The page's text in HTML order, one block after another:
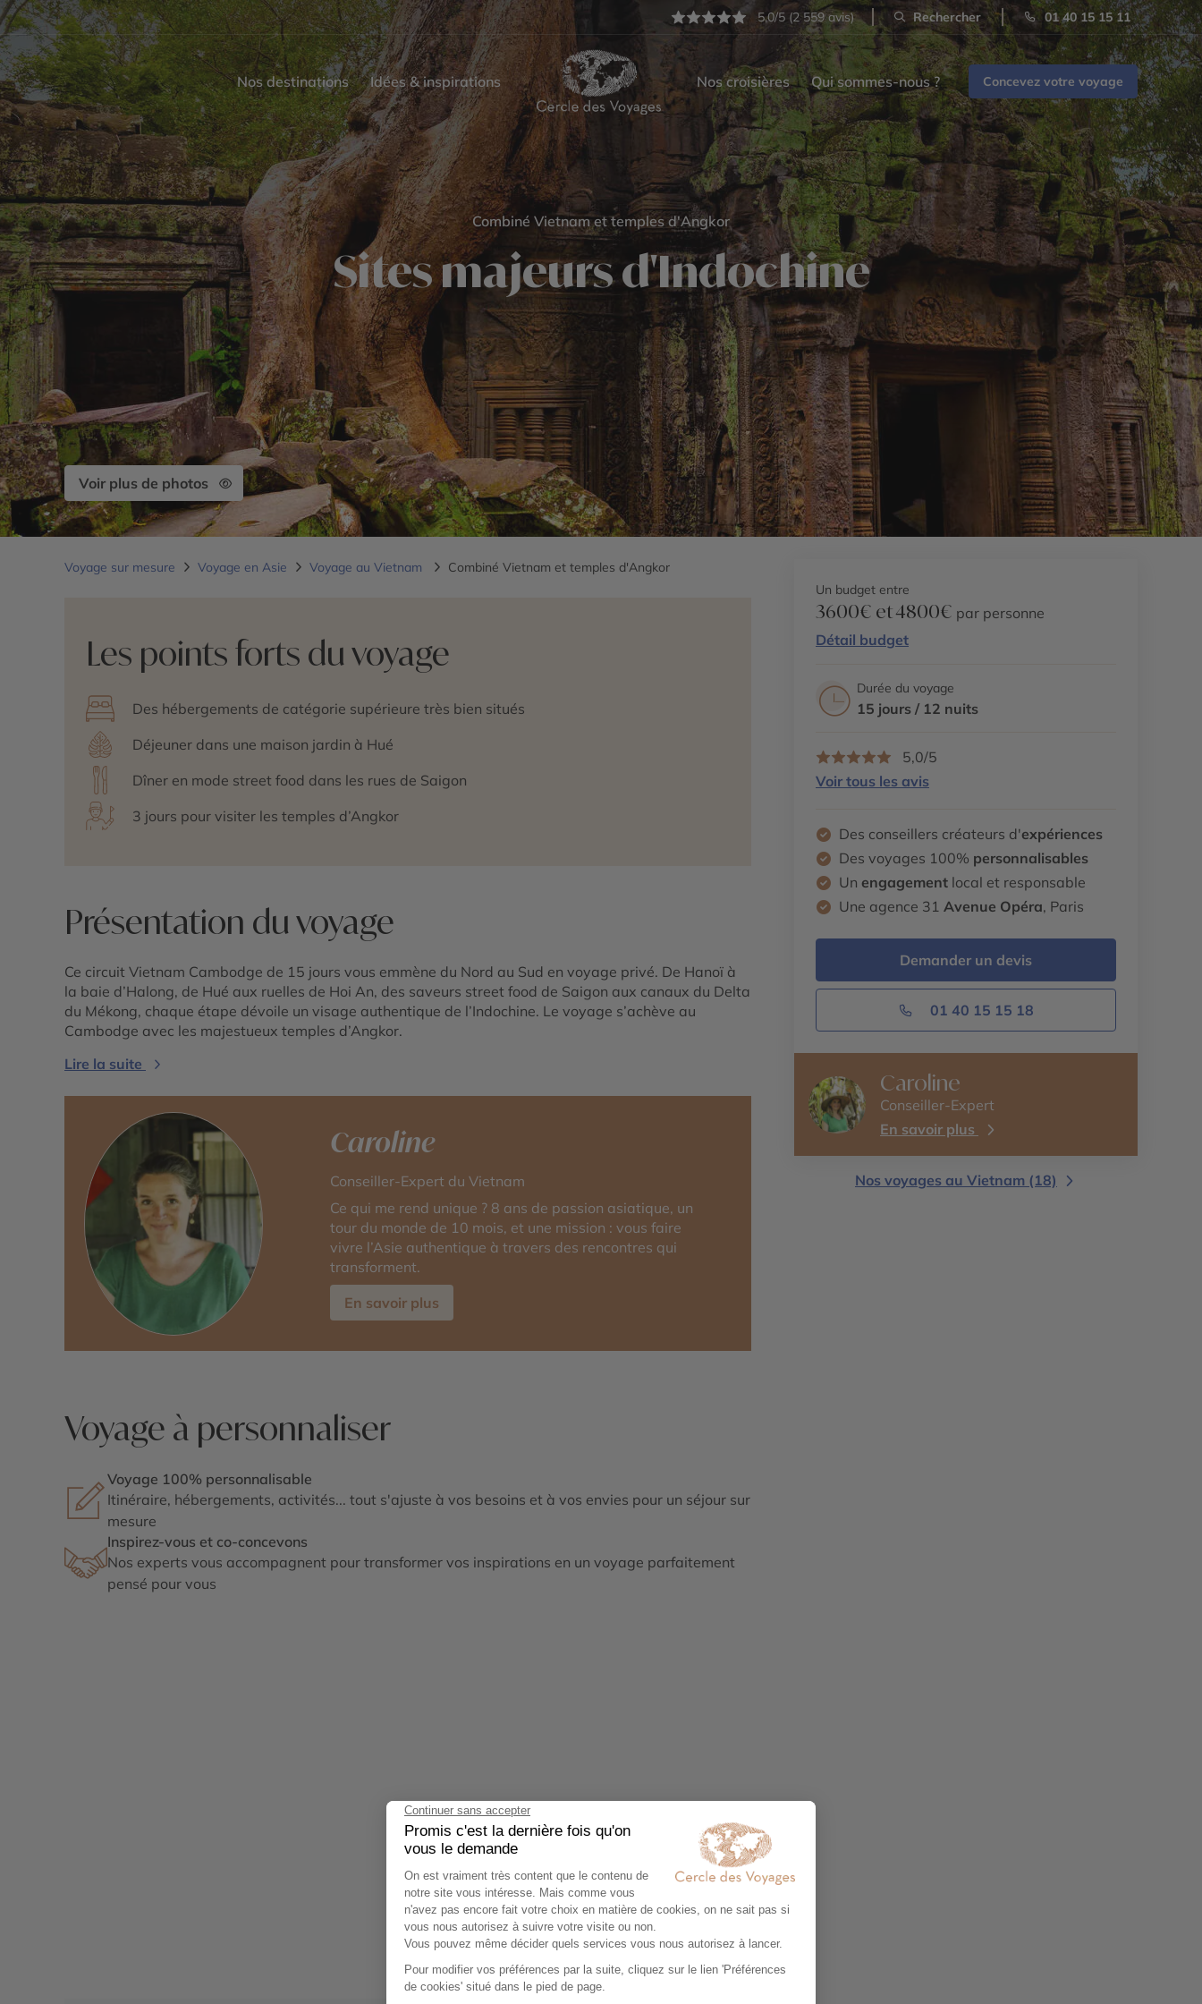
5,0/5 (2 559 avis) Rechercher 01 40 15 15 11
Nos destinations Idées & inspirations Nos croisières Qui sommes-nous ? Concevez votre voyage
Combiné Vietnam et temples d'Angkor
Sites majeurs d'Indochine
Voir plus de photos
Voyage sur mesure Voyage en Asie Voyage au Vietnam Combiné Vietnam et temples d'Angkor
Les points forts du voyage
Des hébergements de catégorie supérieure très bien situés
Déjeuner dans une maison jardin à Hué
Dîner en mode street food dans les rues de Saigon
3 jours pour visiter les temples d’Angkor
Présentation du voyage
Ce circuit Vietnam Cambodge de 15 jours vous emmène du Nord au Sud en voyage privé. De Hanoï à
la baie d’Halong, de Hué aux ruelles de Hoi An, des saveurs street food de Saigon aux canaux du Delta
du Mékong, chaque étape dévoile un visage authentique de l’Indochine. Le voyage s’achève au
Cambodge avec les majestueux temples d’Angkor.
Lire la suite
Caroline
Conseiller-Expert du Vietnam
Ce qui me rend unique ? 8 ans de passion asiatique, un
tour du monde de 10 mois, et une mission : vous faire
vivre l’Asie authentique à travers des rencontres qui
transforment.
En savoir plus
Voyage à personnaliser
Voyage 100% personnalisable
Itinéraire, hébergements, activités... tout s'ajuste à vos besoins et à vos envies pour un séjour sur
mesure
Inspirez-vous et co-concevons
Nos experts vous accompagnent pour transformer vos inspirations en un voyage parfaitement
pensé pour vous
Agrandir le plan
Un budget entre
3600€ et 4800€ par personne
Détail budget
Durée du voyage
15 jours / 12 nuits
5,0/5
Voir tous les avis
Des conseillers créateurs d'expériences
Des voyages 100% personnalisables
Un engagement local et responsable
Une agence 31 Avenue Opéra, Paris
Demander un devis
01 40 15 15 18
Caroline
Conseiller-Expert
En savoir plus
Nos voyages au Vietnam (18)